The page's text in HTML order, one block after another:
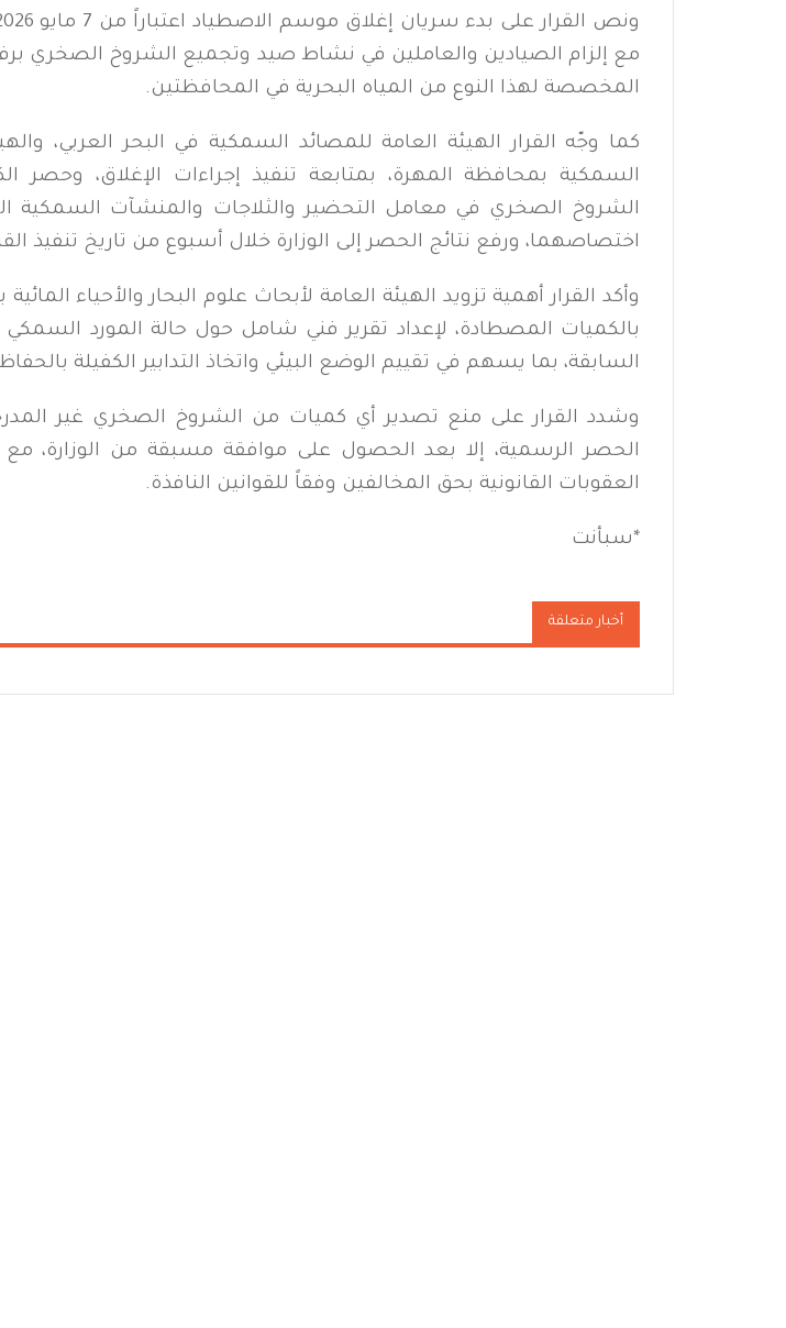
مع إلزام الصيادين والعاملين في نشاط صيد وتجميع الشروخ الصخري
المخصصة لهذا النوع من المياه البحرية في المحافظتين.
كما وجّه القرار الهيئة العامة للمصائد السمكية في البحر العربي،
السمكية بمحافظة المهرة، بمتابعة تنفيذ إجراءات الإغلاق، وحصر
الشروخ الصخري في معامل التحضير والثلاجات والمنشآت السمكية
اختصاصهما، ورفع نتائج الحصر إلى الوزارة خلال أسبوع من تاريخ تنفيذ
وأكد القرار أهمية تزويد الهيئة العامة لأبحاث علوم البحار والأحياء
بالكميات المصطادة، لإعداد تقرير فني شامل حول حالة المورد السمكي
السابقة، بما يسهم في تقييم الوضع البيئي واتخاذ التدابير الكفيلة
وشدد القرار على منع تصدير أي كميات من الشروخ الصخري غير
الحصر الرسمية، إلا بعد الحصول على موافقة مسبقة من الوزارة، مع
العقوبات القانونية بحق المخالفين وفقاً للقوانين النافذة.
*سبأنت
أخبار متعلقة